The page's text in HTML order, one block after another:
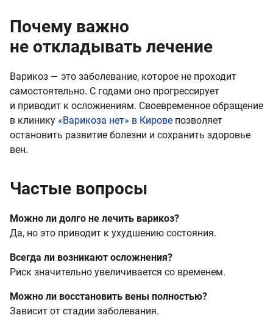
Почему важно
не откладывать лечение
Варикоз — это заболевание, которое не проходит
самостоятельно. С годами оно прогрессирует
и приводит к осложнениям. Своевременное обращение
в клинику «Варикоза нет» в Кирове позволяет
остановить развитие болезни и сохранить здоровье
вен.
Частые вопросы
Можно ли долго не лечить варикоз?
Да, но это приводит к ухудшению состояния.
Всегда ли возникают осложнения?
Риск значительно увеличивается со временем.
Можно ли восстановить вены полностью?
Зависит от стадии заболевания.